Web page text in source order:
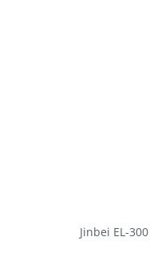
Jinbei EL-